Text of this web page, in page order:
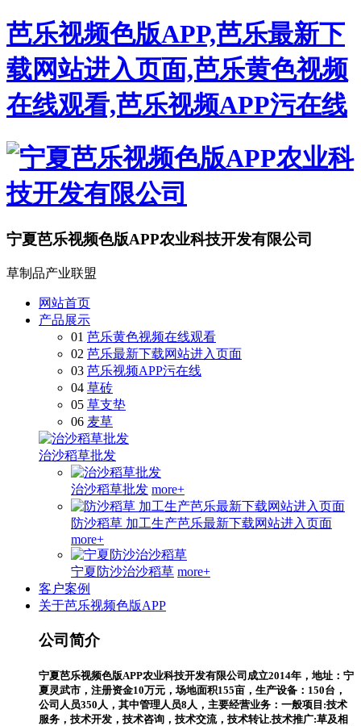
芭乐视频色版APP,芭乐最新下
载网站进入页面,芭乐黄色视频
在线观看,芭乐视频APP污在线
宁夏芭乐视频色版APP农业科技开发有限公司
草制品产业联盟
网站首页
产品展示
01 芭乐黄色视频在线观看
02 芭乐最新下载网站进入页面
03 芭乐视频APP污在线
04 草砖
05 草支垫
06 麦草
治沙稻草批发
治沙稻草批发 more+
防沙稻草 加工生产芭乐最新下载网站进入页面
more+
宁夏防沙治沙稻草 more+
客户案例
关于芭乐视频色版APP
公司简介
宁夏芭乐视频色版APP农业科技开发有限公司成立2014年，地址：宁
夏灵武市，注册资金10万元，场地面积155亩，生产设备：150台，
公司人员350人，其中管理人员8人，主要经营业务：一般项目:技术
服务，技术开发，技术咨询，技术交流，技术转让.技术推广:草及相